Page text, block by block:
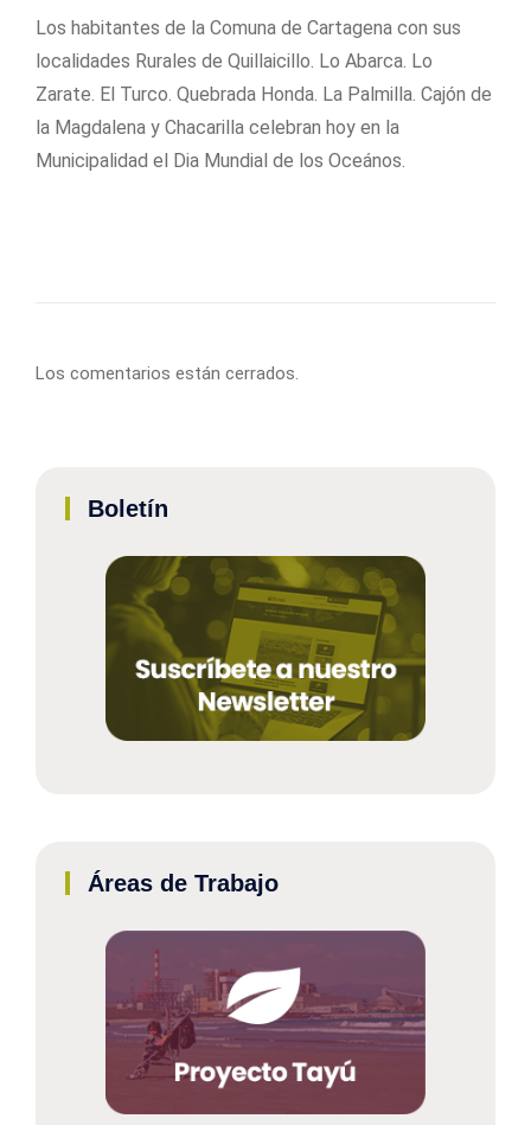
Los habitantes de la Comuna de Cartagena con sus
localidades Rurales de Quillaicillo. Lo Abarca. Lo
Zarate. El Turco. Quebrada Honda. La Palmilla. Cajón de
la Magdalena y Chacarilla celebran hoy en la
Municipalidad el Dia Mundial de los Oceános.
Los comentarios están cerrados.
Boletín
Áreas de Trabajo